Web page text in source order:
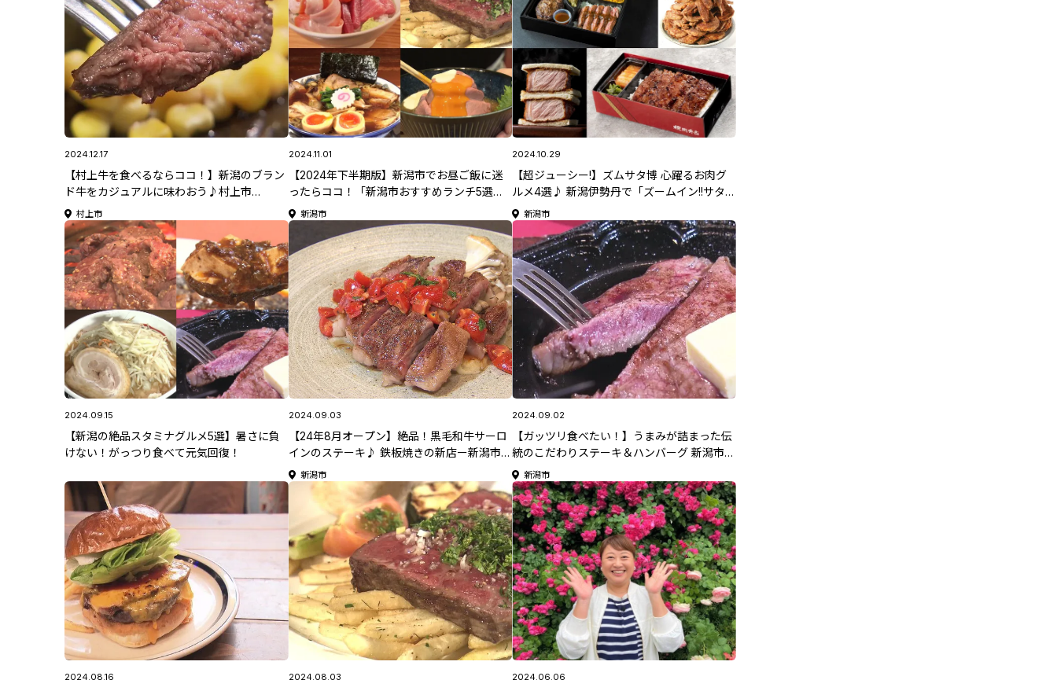
2024.12.17
【村上牛を食べるならココ！】新潟のブラン
ド牛をカジュアルに味わおう♪村上市
「Diner’s Kitchen Woody」
村上市
2024.11.01
【2024年下半期版】新潟市でお昼ご飯に迷
ったらココ！「新潟市おすすめランチ5選」
海鮮･肉･ラーメンなど盛りだくさん！
新潟市
2024.10.29
【超ジューシー!】ズムサタ博 心躍るお肉グ
ルメ4選♪ 新潟伊勢丹で「ズームイン!!サタ
デー全国うまいもの博2024」開催！初日は
10月30日(水)から！
新潟市
2024.09.15
【新潟の絶品スタミナグルメ5選】暑さに負
けない！がっつり食べて元気回復！
2024.09.03
【24年8月オープン】絶品！黒毛和牛サーロ
インのステーキ♪ 鉄板焼きの新店ー新潟市
「シン鉄板ビストロ オルフェ」
新潟市
2024.09.02
【ガッツリ食べたい！】うまみが詰まった伝
統のこだわりステーキ＆ハンバーグ 新潟市
「ステーキハウス ドス・ビーバー」
新潟市
2024.08.16 2024.08.03 2024.06.06